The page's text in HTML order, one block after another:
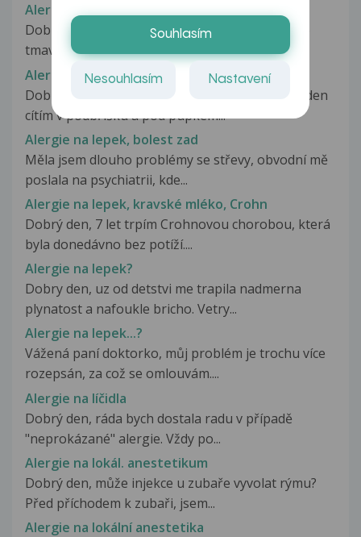
Alergie na lepek ??
Dobrý den mám dotaz když sním at světle nebo
tmavě pečivo tak mi naskačou takové...
Alergie na lepek ??
Dobrý den. Asi půl roku mám problémy. Každý den
cítím v podbřišku a pod pupkem...
Alergie na lepek, bolest zad
Měla jsem dlouho problémy se střevy, obvodní mě
poslala na psychiatrii, kde...
Alergie na lepek, kravské mléko, Crohn
Dobrý den, 7 let trpím Crohnovou chorobou, která
byla donedávno bez potíží....
Alergie na lepek?
Dobry den, uz od detstvi me trapila nadmerna
plynatost a nafoukle bricho. Vetry...
Alergie na lepek...?
Vážená paní doktorko, můj problém je trochu více
rozepsán, za což se omlouvám....
Alergie na líčidla
Dobrý den, ráda bych dostala radu v případě
"neprokázané" alergie. Vždy po...
Alergie na lokál. anestetikum
Dobrý den, může injekce u zubaře vyvolat rýmu?
Před příchodem k zubaři, jsem...
Alergie na lokální anestetika
Souhlasím
Nesouhlasím Nastavení